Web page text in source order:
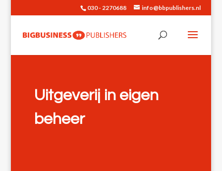
030 - 2270688 info@bbpublishers.nl
Uitgeverij in eigen
beheer